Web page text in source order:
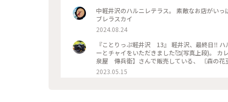
中軽井沢のハルニレテラス。 素敵なお店がいっぱいで ついついお買い物。 #長野県#中軽井沢#ハルニレテラス#アン
ブレラスカイ
2024.08.24
『ことりっぷ軽井沢 13』 軽井沢、最終日‼️ ハルニレテラスで、まずは、ランチ‼️‼️ サジロカフェで、 美味しいカレ
ーとチャイをいただきました🥰(写真上段)。 カレーを食べた後は、、 ソフトクリーム🍦🤣(写真右下)。 和菓子の【和
泉屋 傳兵衛】さんで販売している、 〘森の花
込んだソフトクリームで、 花豆の風味がするソフトクリ
さんと、 【丸山珈琲】さんでお土産を買って、 帰宅しました。 本当に、のんびり過ご
2023.05.15